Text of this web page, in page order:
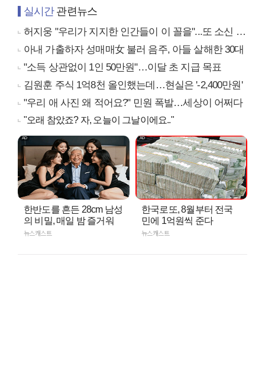
실시간관련뉴스
허지웅 "우리가 지지한 인간들이 이 꼴을"...또 소신 발언
아내 가출하자 성매매女 불러 음주, 아들 살해한 30대
"소득 상관없이 1인 50만원"…이달 초 지급 목표
김원훈 주식 1억8천 올인했는데…현실은 '-2,400만원'
"우리 애 사진 왜 적어요?" 민원 폭발…세상이 어쩌다
"오래 참았죠? 자, 오늘이 그날이에요.."
한반도를 흔든 28cm 남성
의 비밀, 매일 밤 즐거워
뉴스캐스트
한국로또, 8월부터 전국
민에 1억원씩 준다
뉴스캐스트